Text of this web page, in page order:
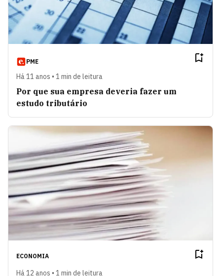
PME
Há 11 anos • 1 min de leitura
Por que sua empresa deveria fazer um
estudo tributário
ECONOMIA
Há 12 anos • 1 min de leitura